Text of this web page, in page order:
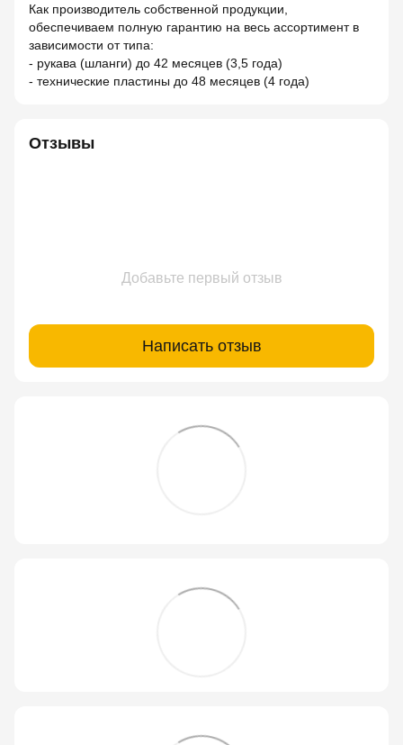
Как производитель собственной продукции,
обеспечиваем полную гарантию на весь ассортимент в
зависимости от типа:
- рукава (шланги) до 42 месяцев (3,5 года)
- технические пластины до 48 месяцев (4 года)
Отзывы
Добавьте первый отзыв
Написать отзыв